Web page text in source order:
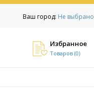
Ваш город: Не выбрано
Избранное
Товаров (0)